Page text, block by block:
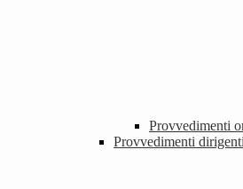
Provvedimenti
Provvedimenti